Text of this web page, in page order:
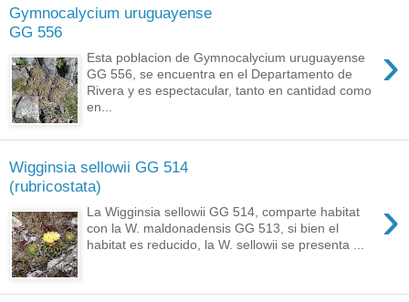
Gymnocalycium uruguayense
GG 556
›
Esta poblacion de Gymnocalycium uruguayense
GG 556, se encuentra en el Departamento de
Rivera y es espectacular, tanto en cantidad como
en...
Wigginsia sellowii GG 514
(rubricostata)
›
La Wigginsia sellowii GG 514, comparte habitat
con la W. maldonadensis GG 513, si bien el
habitat es reducido, la W. sellowii se presenta ...